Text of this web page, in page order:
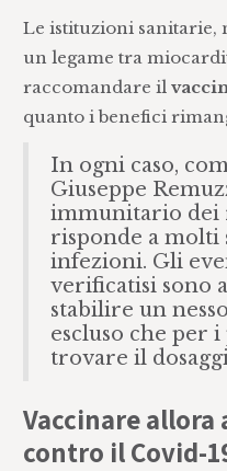
Le istituzioni sanitarie,
un legame tra
raccomandare il
quanto i benefici
In ogni caso,
Giuseppe
immunitario dei
risponde a molti
infezioni. Gli
verificatisi sono
stabilire un
escluso che per
trovare il
Vaccinare
contro il Covid-